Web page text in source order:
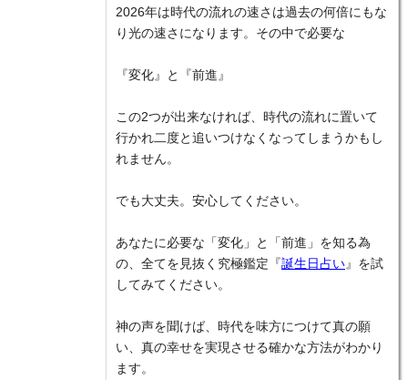
2026年は時代の流れの速さは過去の何倍にもな
り光の速さになります。その中で必要な
『変化』と『前進』
この2つが出来なければ、時代の流れに置いて
行かれ二度と追いつけなくなってしまうかもし
れません。
でも大丈夫。安心してください。
あなたに必要な「変化」と「前進」を知る為
の、全てを見抜く究極鑑定『誕生日占い 』を試
してみてください。
神の声を聞けば、時代を味方につけて真の願
い、真の幸せを実現させる確かな方法がわかり
ます。